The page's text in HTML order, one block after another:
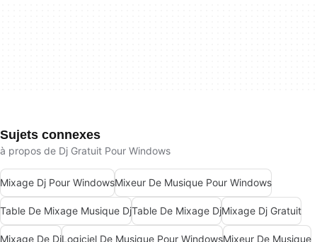
Sujets connexes
à propos de Dj Gratuit Pour Windows
Mixage Dj Pour WindowsMixeur De Musique Pour Windows
Table De Mixage Musique DjTable De Mixage DjMixage Dj Gratuit
Mixage De DjLogiciel De Musique Pour WindowsMixeur De Musique